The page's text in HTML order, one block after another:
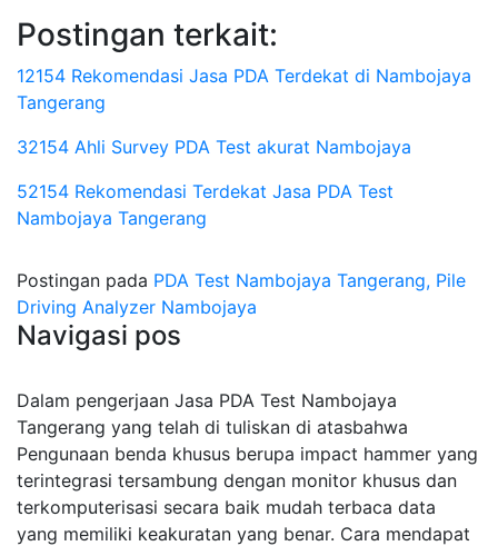
Postingan terkait:
12154 Rekomendasi Jasa PDA Terdekat di Nambojaya
Tangerang
32154 Ahli Survey PDA Test akurat Nambojaya
52154 Rekomendasi Terdekat Jasa PDA Test
Nambojaya Tangerang
Postingan pada PDA Test Nambojaya Tangerang, Pile
Driving Analyzer Nambojaya
Navigasi pos
Dalam pengerjaan Jasa PDA Test Nambojaya
Tangerang yang telah di tuliskan di atasbahwa
Pengunaan benda khusus berupa impact hammer yang
terintegrasi tersambung dengan monitor khusus dan
terkomputerisasi secara baik mudah terbaca data
yang memiliki keakuratan yang benar. Cara mendapat